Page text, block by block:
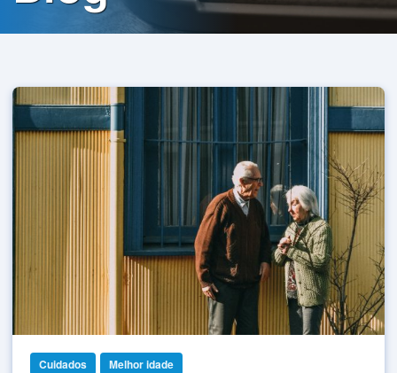
Contato
de
Privacidade
Cuidados Melhor idade